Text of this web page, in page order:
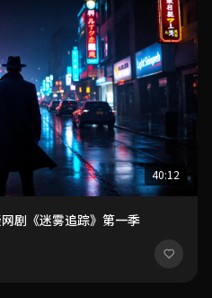
40:12
剧《迷雾追踪》第一季